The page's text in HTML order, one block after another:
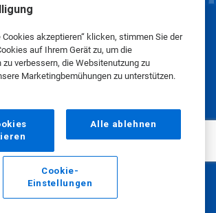
Cookies akzeptieren“ klicken, stimmen Sie der
auf Ihrem Gerät zu, um die
verbessern, die Websitenutzung zu
Marketingbemühungen zu unterstützen.
Alle ablehnen
Cookie-
Einstellungen
E-Mail Anrufen
© Ecolab Inc. 2025
|Datenschutzrichtlinie